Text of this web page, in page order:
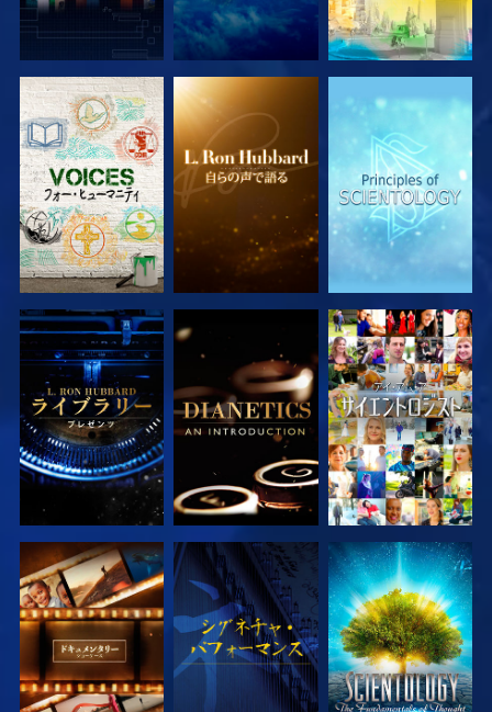
シリーズを探求 シリーズを探求 シリーズを探求
シリーズを探求 シリーズを探求 観る
シリーズを探求 観る シリーズを探求